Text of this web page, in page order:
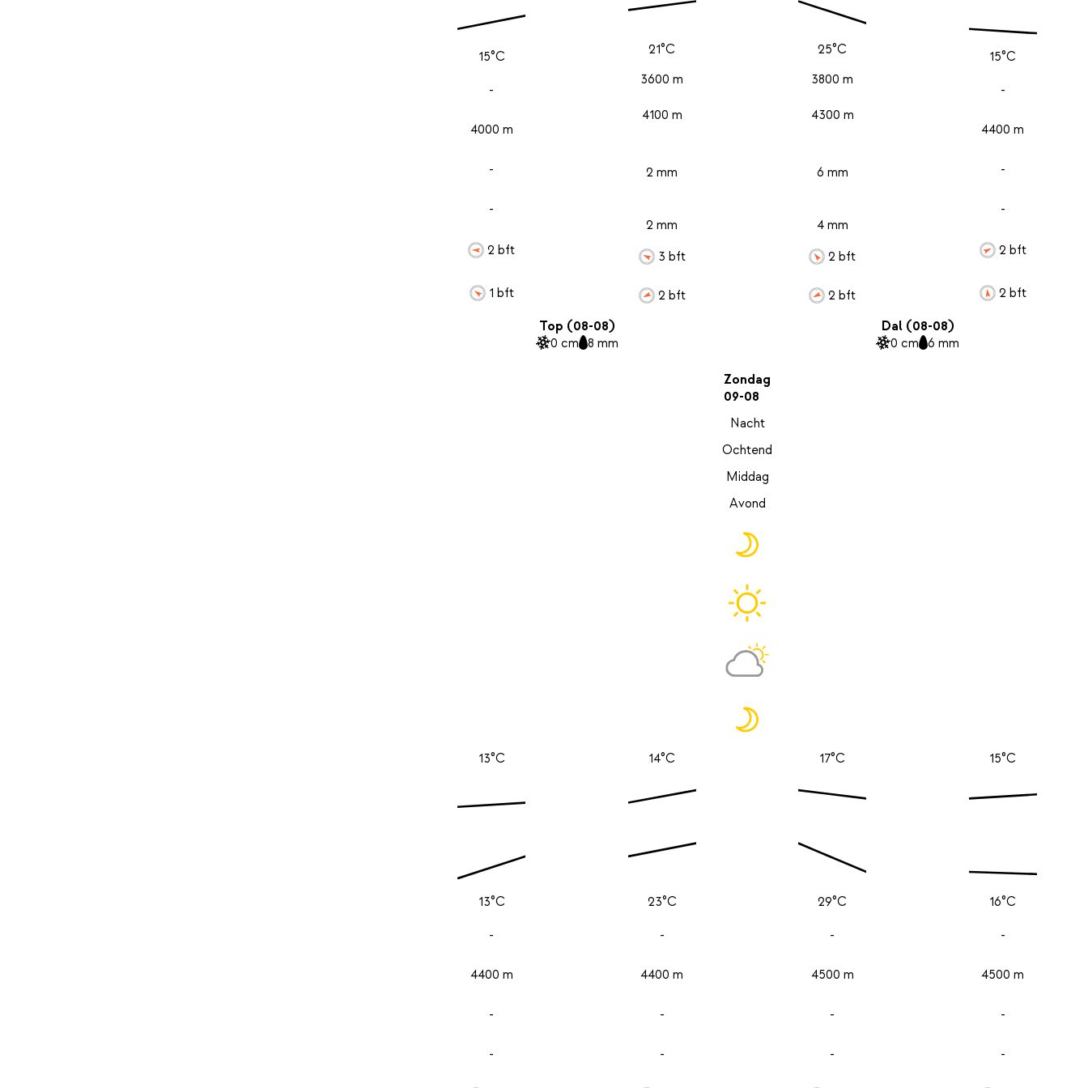
15°C
-
4000 m
-
-
2 bft
1 bft
21°C
3600 m
4100 m
2 mm
2 mm
3 bft
2 bft
25°C
3800 m
4300 m
6 mm
4 mm
2 bft
2 bft
15°C
-
4400 m
-
-
2 bft
2 bft
Top (08-08)
0 cm 8 mm
Dal (08-08)
0 cm 6 mm
Zondag
09-08
Nacht
Ochtend
Middag
Avond
13°C
13°C
-
4400 m
-
-
14°C
23°C
-
4400 m
-
-
17°C
29°C
-
4500 m
-
-
15°C
16°C
-
4500 m
-
-